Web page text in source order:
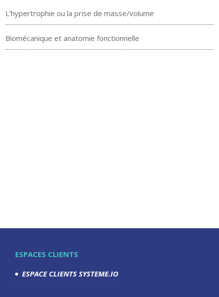
L’hypertrophie ou la prise de masse/volume
Biomécanique et anatomie fonctionnelle
ESPACES CLIENTS
ESPACE CLIENTS SYSTEME.IO